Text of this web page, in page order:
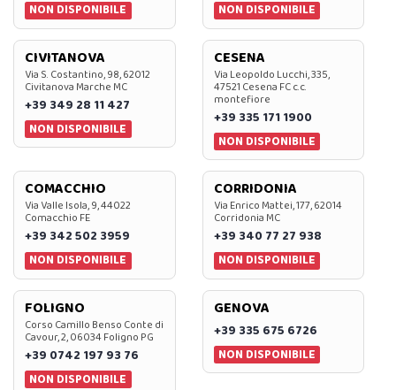
NON DISPONIBILE
NON DISPONIBILE
CIVITANOVA
Via S. Costantino, 98, 62012
Civitanova Marche MC
+39 349 28 11 427
NON DISPONIBILE
CESENA
Via Leopoldo Lucchi, 335,
47521 Cesena FC c.c.
montefiore
+39 335 171 1900
NON DISPONIBILE
COMACCHIO
Via Valle Isola, 9, 44022
Comacchio FE
+39 342 502 3959
NON DISPONIBILE
CORRIDONIA
Via Enrico Mattei, 177, 62014
Corridonia MC
+39 340 77 27 938
NON DISPONIBILE
FOLIGNO
Corso Camillo Benso Conte di
Cavour, 2, 06034 Foligno PG
+39 0742 197 93 76
NON DISPONIBILE
GENOVA
+39 335 675 6726
NON DISPONIBILE